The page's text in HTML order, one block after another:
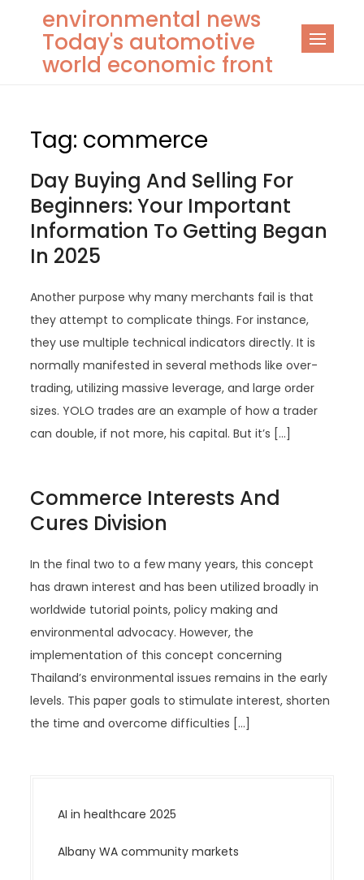
content
environmental news
Today's automotive
world economic front
Tag: commerce
Day Buying And Selling For
Beginners: Your Important
Information To Getting Began
In 2025
Another purpose why many merchants fail is that
they attempt to complicate things. For instance,
they use multiple technical indicators directly. It is
normally manifested in several methods like over-
trading, utilizing massive leverage, and large order
sizes. YOLO trades are an example of how a trader
can double, if not more, his capital. But it’s […]
Commerce Interests And
Cures Division
In the final two to a few many years, this concept
has drawn interest and has been utilized broadly in
worldwide tutorial points, policy making and
environmental advocacy. However, the
implementation of this concept concerning
Thailand’s environmental issues remains in the early
levels. This paper goals to stimulate interest, shorten
the time and overcome difficulties […]
AI in healthcare 2025
Albany WA community markets